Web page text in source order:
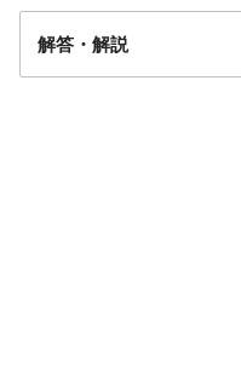
解答・解説